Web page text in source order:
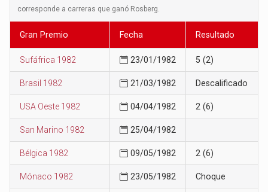
corresponde a carreras que ganó Rosberg.
Gran Premio Fecha Resultado
Sufáfrica 1982 23/01/1982 5 (2)
Brasil 1982 21/03/1982 Descalificado
USA Oeste 1982 04/04/1982 2 (6)
San Marino 1982 25/04/1982
Bélgica 1982 09/05/1982 2 (6)
Mónaco 1982 23/05/1982 Choque